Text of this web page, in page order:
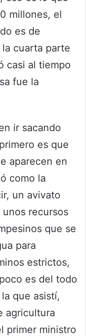
millones, el
es de
cuarta parte
casi al tiempo
fue la
ir sacando
es que
aparecen en
como la
un avivato
recursos
que se
para
estrictos,
es del todo
que asistí,
agricultura
primer ministro